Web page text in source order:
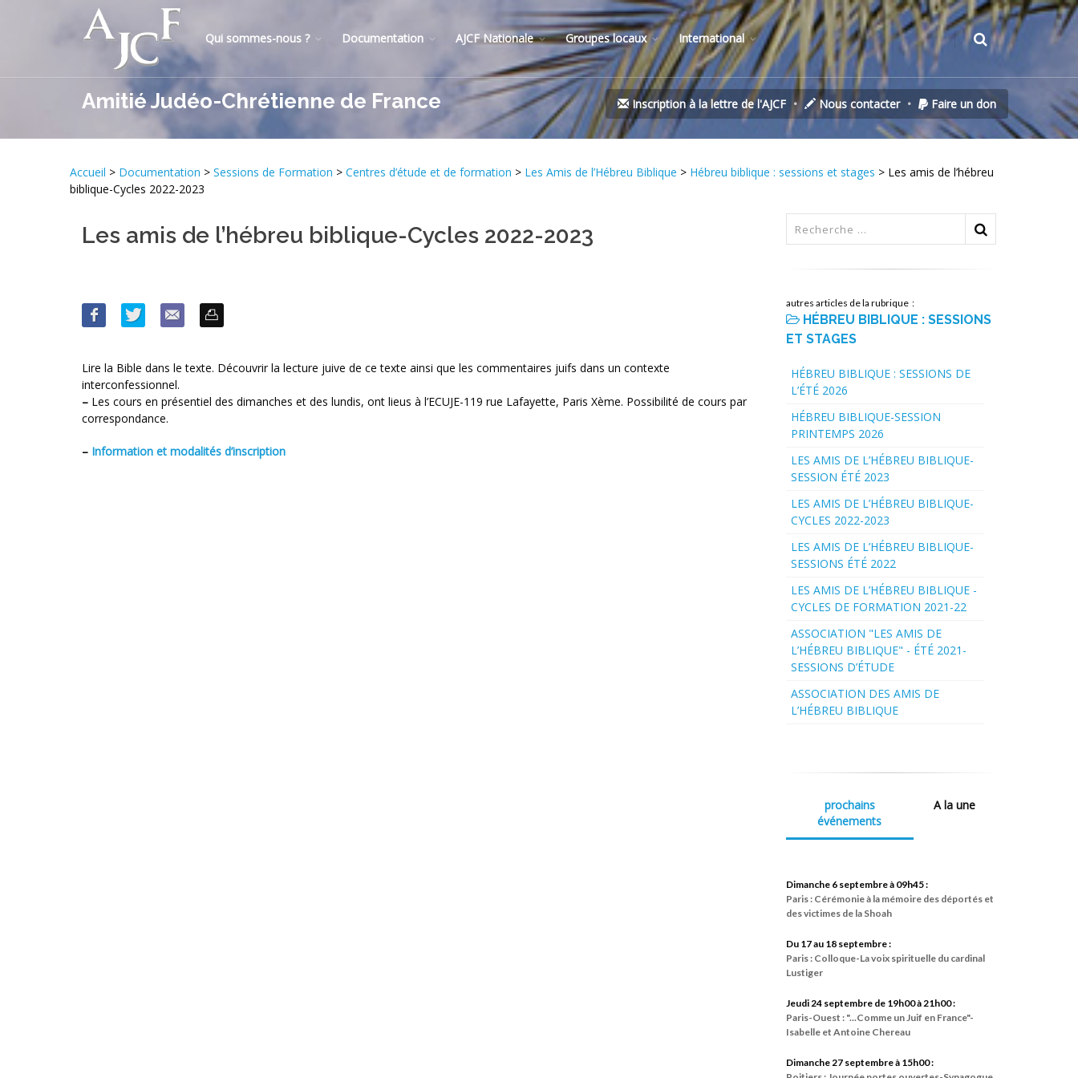
Qui sommes-nous ? Documentation AJCF Nationale Groupes locaux International
Amitié Judéo-Chrétienne de France Inscription à la lettre de l'AJCF Nous contacter Faire un don
Accueil > Documentation > Sessions de Formation > Centres d’étude et de formation > Les Amis de l’Hébreu Biblique > Hébreu biblique : sessions et stages > Les amis de l’hébreu
biblique-Cycles 2022-2023
Les amis de l’hébreu biblique-Cycles 2022-2023
Lire la Bible dans le texte. Découvrir la lecture juive de ce texte ainsi que les commentaires juifs dans un contexte
interconfessionnel.
– Les cours en présentiel des dimanches et des lundis, ont lieus à l’ECUJE-119 rue Lafayette, Paris Xème. Possibilité de cours par
correspondance.
– Information et modalités d’inscription
autres articles de la rubrique :
HÉBREU BIBLIQUE : SESSIONS
ET STAGES
HÉBREU BIBLIQUE : SESSIONS DE
L’ÉTÉ 2026
HÉBREU BIBLIQUE-SESSION
PRINTEMPS 2026
LES AMIS DE L’HÉBREU BIBLIQUE-
SESSION ÉTÉ 2023
LES AMIS DE L’HÉBREU BIBLIQUE-
CYCLES 2022-2023
LES AMIS DE L’HÉBREU BIBLIQUE-
SESSIONS ÉTÉ 2022
LES AMIS DE L’HÉBREU BIBLIQUE -
CYCLES DE FORMATION 2021-22
ASSOCIATION "LES AMIS DE
L’HÉBREU BIBLIQUE" - ÉTÉ 2021-
SESSIONS D’ÉTUDE
ASSOCIATION DES AMIS DE
L’HÉBREU BIBLIQUE
prochains
événements
A la une
Dimanche 6 septembre à 09h45 :
Paris : Cérémonie à la mémoire des déportés et
des victimes de la Shoah
Du 17 au 18 septembre :
Paris : Colloque-La voix spirituelle du cardinal
Lustiger
Jeudi 24 septembre de 19h00 à 21h00 :
Paris-Ouest : "...Comme un Juif en France"-
Isabelle et Antoine Chereau
Dimanche 27 septembre à 15h00 :